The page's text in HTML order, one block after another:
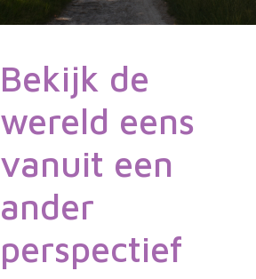
Bekijk de
wereld eens
vanuit een
ander
perspectief